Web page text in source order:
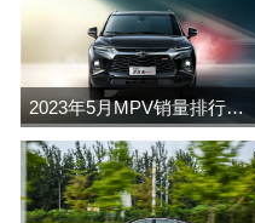
2023年5月MPV销量排行榜完整版名单